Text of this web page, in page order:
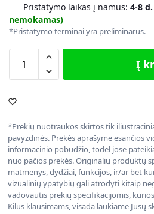
Pristatymo laikas į namus: 4-8
nemokamas)
*Pristatymo terminai yra preliminarūs.
Į
*Prekių nuotraukos skirtos tik
pavyzdinės. Prekės aprašyme esančios
informacinio pobūdžio, todėl jose
nuo pačios prekės. Originalių produktų
matmenys, dydžiai, funkcijos, ir/ar bet
vizualinių ypatybių gali atrodyti kitaip
vadovautis prekių specifikacijomis,
Kilus klausimams, visada laukiame Jūsų